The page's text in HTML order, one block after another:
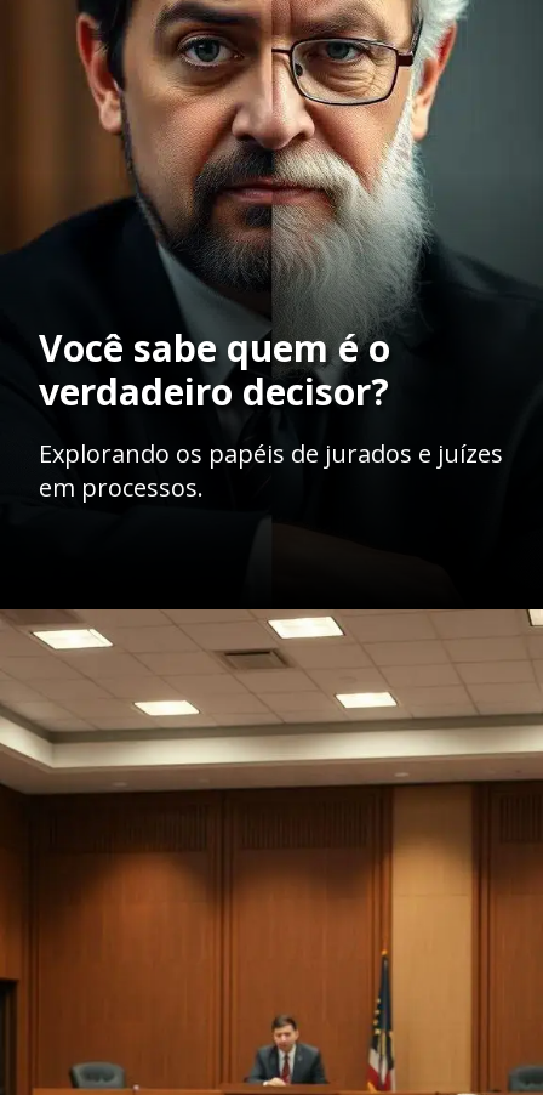
Você sabe quem é o
verdadeiro decisor?
Explorando os papéis de jurados e juízes
em processos.
Opening https://ademilsoncs.adv.br/